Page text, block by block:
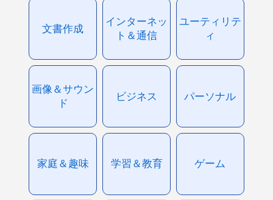
文書作成
インターネッ
ト＆通信
ユーティリテ
ィ
画像＆サウン
ド
ビジネス パーソナル
家庭＆趣味 学習＆教育 ゲーム